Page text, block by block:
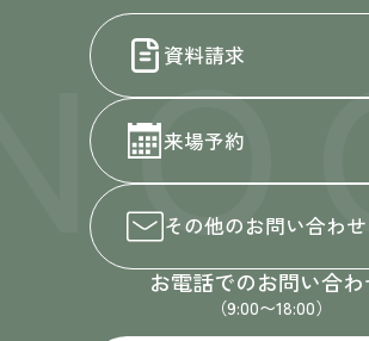
資料請求
来場予約
その他のお問い合わせ
お電話でのお問い合わ
（9:00〜18:00）